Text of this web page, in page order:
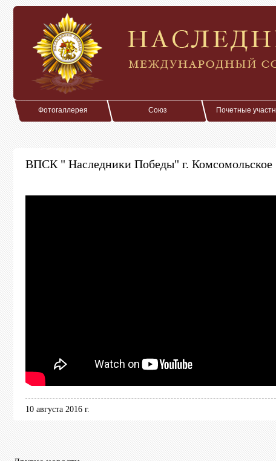
Фотогаллерея Союз Почетные
ВПСК " Наследники Победы" г. Комсомольское
10 августа 2016 г.